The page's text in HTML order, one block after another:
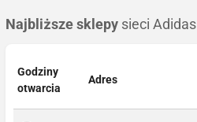
Najbliższe sklepy sieci Adidas
Godziny
otwarcia
Adres